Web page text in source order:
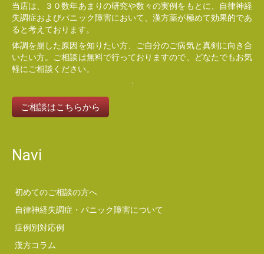
当店は、３０数年あまりの研究や数々の実例をもとに、自律神経
失調症およびパニック障害において、漢方薬が極めて効果的であ
ると考えております。
体調を崩した原因を知りたい方、ご自分のご病気と真剣に向き合
いたい方。ご相談は無料で行っておりますので、どなたでもお気
軽にご相談ください。
ご相談はこちらから
Navi
初めてのご相談の方へ
自律神経失調症・パニック障害について
症例別対応例
漢方コラム